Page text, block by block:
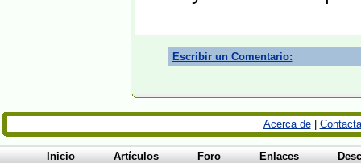
Escribir un Comentario:
Acerca de|
Inicio Artículos Foro Enlaces